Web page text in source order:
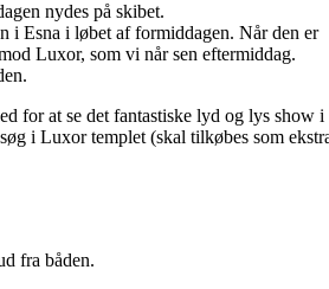
nydes på skibet.
i Esna i løbet af formiddagen. Når den er
Luxor, som vi når sen eftermiddag.
for at se det fantastiske lyd og lys show i
i Luxor templet (skal tilkøbes som
fra båden.